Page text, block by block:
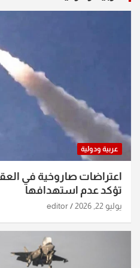
عربية ودولية
اعتراضات صاروخية في
تؤكد عدم استهدافها
يوليو 22, 2026 editor